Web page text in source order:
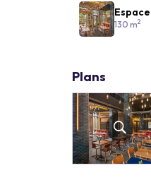
130 m2
Plans